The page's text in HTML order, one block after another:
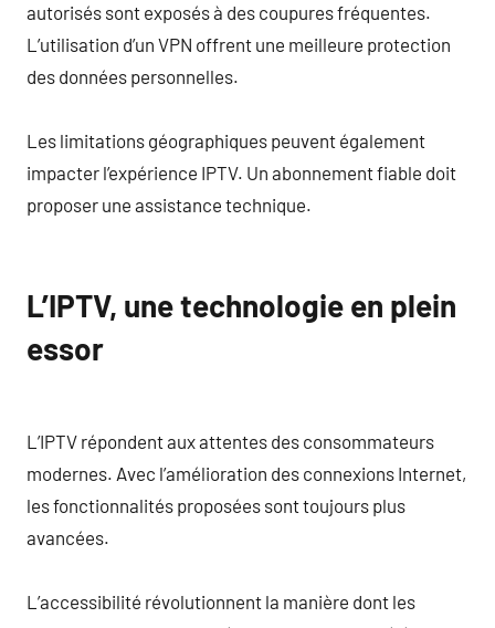
autorisés sont exposés à des coupures fréquentes.
L’utilisation d’un VPN offrent une meilleure protection
des données personnelles.
Les limitations géographiques peuvent également
impacter l’expérience IPTV. Un abonnement fiable doit
proposer une assistance technique.
L’IPTV, une technologie en plein
essor
L’IPTV répondent aux attentes des consommateurs
modernes. Avec l’amélioration des connexions Internet,
les fonctionnalités proposées sont toujours plus
avancées.
L’accessibilité révolutionnent la manière dont les